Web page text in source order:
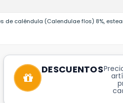
de caléndula (Calendulae flos) 8%,
DESCUENTOS